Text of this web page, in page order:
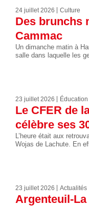
24 juillet 2026 Culture
Des brunchs
Cammac
Un dimanche matin à
salle dans laquelle les
23 juillet 2026 Éducation
Le CFER de
célèbre ses
L’heure était aux
Wojas de Lachute. En
23 juillet 2026 Actualités
Argenteuil-